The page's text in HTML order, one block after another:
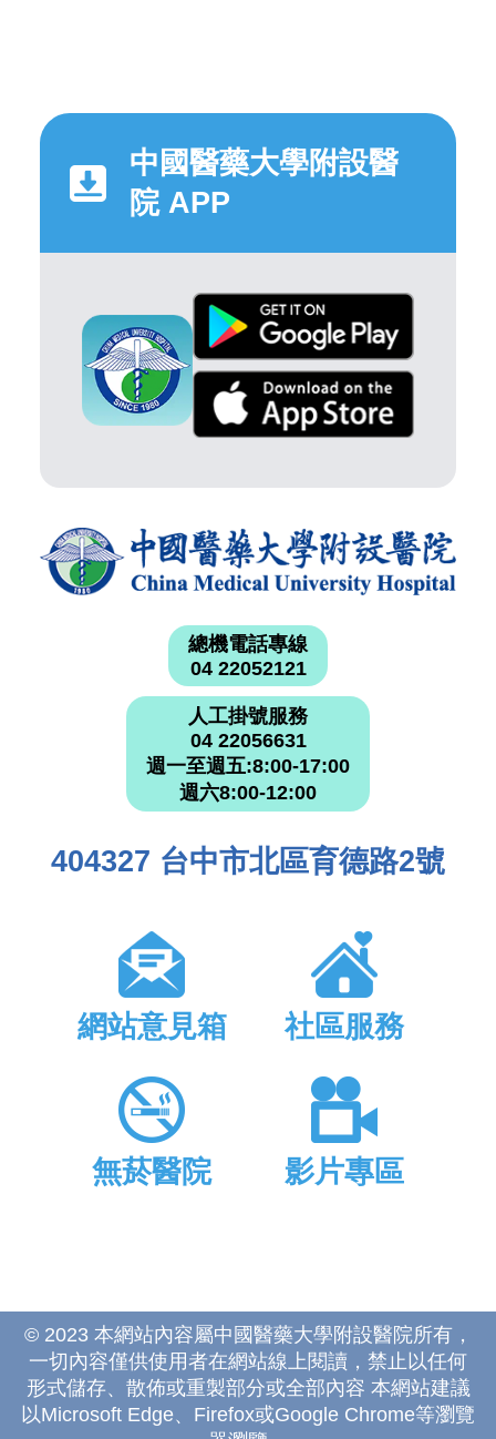
中國醫藥大學附設醫
院 APP
總機電話專線
04 22052121
人工掛號服務
04 22056631
週一至週五:8:00-17:00
週六8:00-12:00
404327 台中市北區育德路2號
網站意見箱 社區服務
無菸醫院 影片專區
© 2023 本網站內容屬中國醫藥大學附設醫院所有，
一切內容僅供使用者在網站線上閱讀，禁止以任何
形式儲存、散佈或重製部分或全部內容 本網站建議
以Microsoft Edge、Firefox或Google Chrome等瀏覽